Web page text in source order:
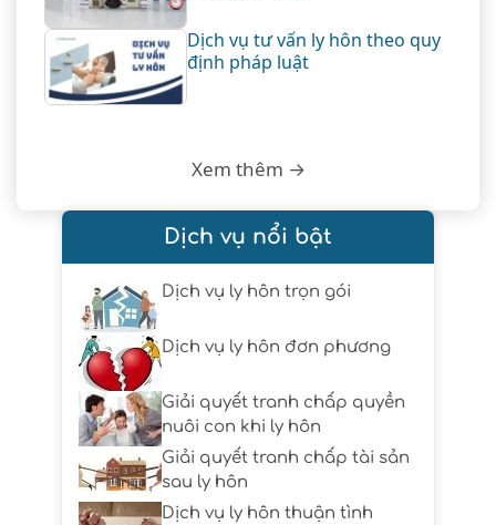
Dịch vụ tư vấn ly hôn theo quy
định pháp luật
Xem thêm →
Dịch vụ nổi bật
Dịch vụ ly hôn trọn gói
Dịch vụ ly hôn đơn phương
Giải quyết tranh chấp quyền
nuôi con khi ly hôn
Giải quyết tranh chấp tài sản
sau ly hôn
Dịch vụ ly hôn thuận tình